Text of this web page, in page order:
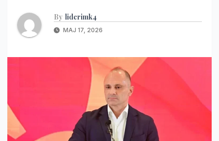
By liderimk4
MAJ 17, 2026